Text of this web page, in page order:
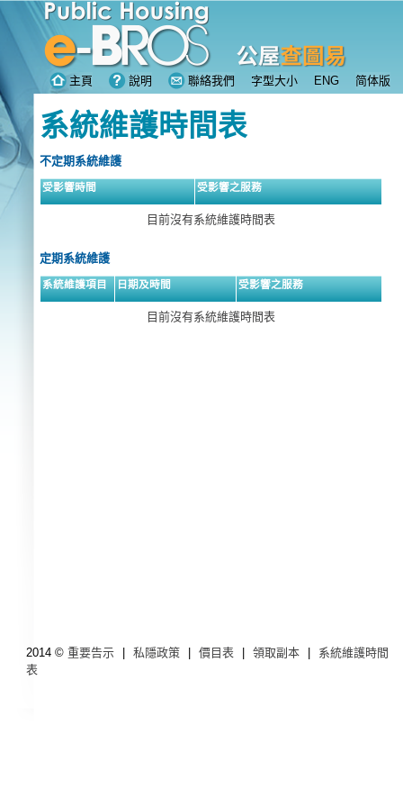
主頁 說明 聯絡我們 字型大小 ENG 简体版
系統維護時間表
不定期系統維護
受影響時間 受影響之服務
目前沒有系統維護時間表
定期系統維護
系統維護項目 日期及時間 受影響之服務
目前沒有系統維護時間表
2014 © 重要告示 私隱政策 價目表 領取副本
系統維護時間
表